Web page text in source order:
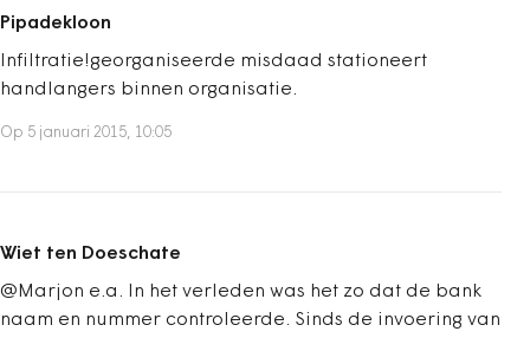
Pipadekloon
Infiltratie!georganiseerde misdaad stationeert
handlangers binnen organisatie.
Op 5 januari 2015, 10:05
Wiet ten Doeschate
@Marjon e.a. In het verleden was het zo dat de bank
naam en nummer controleerde. Sinds de invoering van